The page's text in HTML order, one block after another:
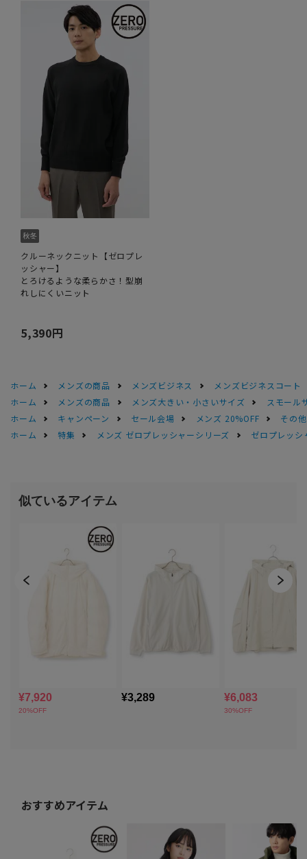
クルーネックニット【ゼロプレ
ッシャー】
とろけるような柔らかさ！型崩
れしにくいニット
5,390円
ホーム メンズの商品 メンズビジネス
メンズビジネスコート
ホーム
メンズの商品 メンズ大きい・小さいサイズ
スモール
ホーム
キャンペーン セール会場 メンズ 20%OFF
その
ホーム
特集 メンズ ゼロプレッシャーシリーズ ゼロプレッシ